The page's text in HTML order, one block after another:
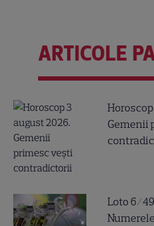
ARTICOLE
Gemenii
Loto 6/